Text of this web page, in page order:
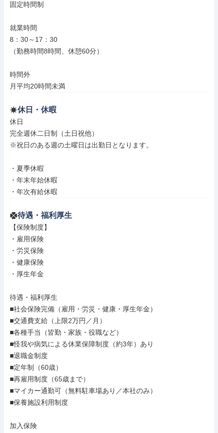
固定時間制
就業時間
8：30～17：30
（勤務時間8時間、休憩60分）
時間外
月平均20時間未満
休日・休暇
休日
完全週休二日制（土日祝他）
※祝日のある週の土曜日は出勤日となります。
・夏季休暇
・年末年始休暇
・年次有給休暇
待遇・福利厚生
【保険制度】
・雇用保険
・労災保険
・健康保険
・厚生年金
待遇・福利厚生
■社会保険完備（雇用・労災・健康・厚生年金）
■交通費支給（上限2万円／月）
■各種手当（皆勤・家族・役職など）
■怪我や病気による休業保障制度（約3年）あり
■退職金制度
■定年制（60歳）
■再雇用制度（65歳まで）
■マイカー通勤可（無料駐車場あり／本社のみ）
■保養施設利用制度
加入保険